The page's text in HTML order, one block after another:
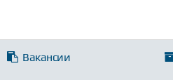
Вакансии